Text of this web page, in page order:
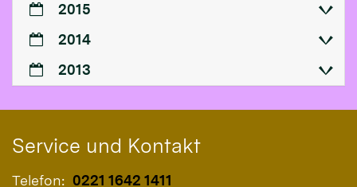
2015
2014
2013
Service und Kontakt
Telefon: 0221 1642 1411